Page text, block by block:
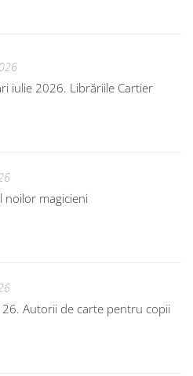
iulie 2026. Librăriile Cartier
noilor magicieni
Autorii de carte pentru copii